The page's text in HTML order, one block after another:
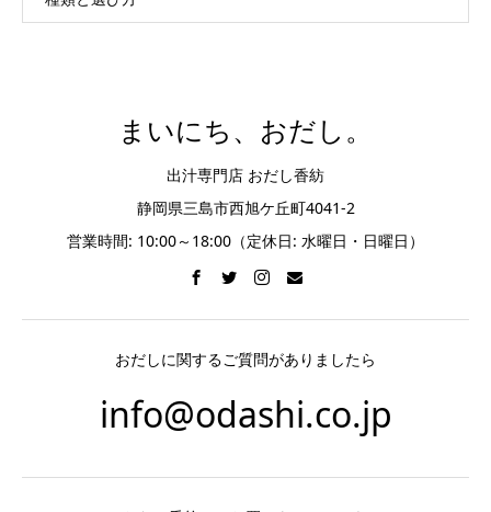
まいにち、おだし。
出汁専門店 おだし香紡
静岡県三島市西旭ケ丘町4041-2
営業時間: 10:00～18:00（定休日: 水曜日・日曜日）
おだしに関するご質問がありましたら
info@odashi.co.jp